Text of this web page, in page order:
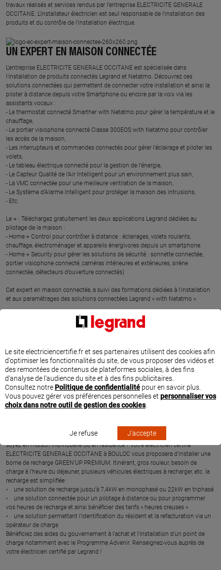
travaux réalisés et services rendus par l’entreprise ELECTRICITE GENERALE
OCCITANE. L’installateur électricien est seul responsable de l’installation des
produits et du contrôle de l’installation électrique.
UN EXPERT EN MAISON CONNECTÉE
L’entreprise ELECTRICITE GENERALE OCCITANE est spécialisée dans
l’installation de produits connectés Legrand et Netatmo. Découvrez ces
solutions connectées qui permettent de connecter votre installation et ainsi la
piloter à distance depuis votre Smartphone ou encore par la voix via les
assistants vocaux :
- Le thermostat connecté Smarther with Netatmo pour gérer la température et le
chauffage,
- Le portier visiophone connecté Classe 300EOS with Netatmo pour contrôler
les accès de la maison,
- Les interrupteurs et commandes connectés pour gérer l’éclairage et piloter les
volets,
- Le tableau électrique connecté pour la gestion de l’énergie,
- Le Capteur Qualité de l’Air Intelligent pour un environnement plus sain,
- La VMC connectée pour une meilleure ventilation de la maison,
- Le Système d’Alarme Intelligent pour protéger la maison des intrusions,
- Etc.
Le + : Téléchargez gratuitement les deux applications Legrand dédiées au
pilotage de la maison :
- Home + Control pour contrôler à distance : éclairages, volets roulants,
chauffage, électroménager et appareils énergivores depuis un smartphone.
- Home + Security pour gérer les solutions de sécurité : sonnette connectée,
portier visiophone connecté, caméras intérieures et extérieures, sirène
connectée, détecteurs d’ouverture connectés)
Cet expert en maison connectée, a suivi des formations dédiées à l’installation
et aux paramétrages des solutions connectées Legrand « with Netatmo ».
UN EXPERT EN RECHARGE DE VÉHICULES
L’entreprise ELECTRICITE GENERALE OCCITANE à BOULOC est spécialisée dans
l’installation de bornes de recharges pour véhicules électriques.
Tous points de recharge supérieurs à 3,7kW doivent être installés par des
professionnels habilités (décret n°2017-26 art.22). Ces professionnels
disposent de la « mention IRVE » et sont donc recommandés par Legrand pour
l’installation de bornes de recharge.
Ces experts en recharge de véhicules électriques, tels que ELECTRICITE
Legrand et dédiées à l’installation de bornes de recharge.
Vous avez besoin de recharger rapidement votre véhicule électrique que vous
soyez en maison individuelle ou en résidence ? Votre électricien certifié
ELECTRICITE GENERALE OCCITANE à BOULOC vous proposera d’installer une
borne de recharge GREEN’UP PREMIUM. Itinérant, gros rouleur, besoin de
charge à l’heure du déjeuner, plusieurs véhicules électriques à recharger, etc. la
recharge est simplifiée :
• une solution de recharge jusqu’à 7,4kW en monophasé ou 22kW en triphasé
• une solution connectée pour un pilotage à distance ou pour programmer
vos heures de recharge et ainsi bénéficier des tarifs « heures creuses »
• une solution permettant l’identification du résident et la refacturation via un
opérateur de charge
Bénéficiez des aides du gouvernement à l’achat et l’installation d’un point de
charge notamment avec le Programme Advenir. Renseignez-vous auprès de
votre électricien certifié par Legrand !
Le site electriciencertifie.fr et ses partenaires utilisent des cookies afin
d'optimiser les fonctionnalités du site, de vous proposer des vidéos et
des remontées de contenus de plateformes sociales, à des fins
d'analyse de l'audience du site et à des fins publicitaires.
Consultez notre Politique de confidentialité pour en savoir plus.
Vous pouvez gérer vos préférences personnelles et personnaliser vos
choix dans notre outil de gestion des cookies.
Je refuse J'accepte